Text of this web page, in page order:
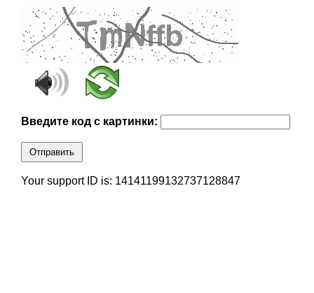
Введите код с картинки:
Отправить
Your support ID is: 14141199132737128847